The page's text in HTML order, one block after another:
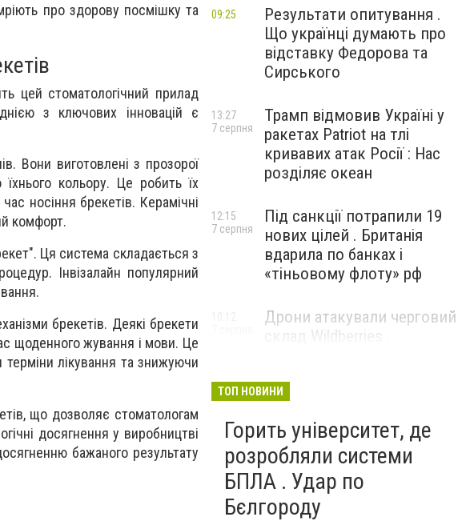
про здорову посмішку та
цей стоматологічний прилад
з ключових інновацій є
Вони виготовлені з прозорої
кольору. Це робить їх
носіння брекетів. Керамічні
комфорт.
Ця система складається з
Інвізалайн популярний
брекетів. Деякі брекети
щоденного жування і мови. Це
лікування та знижуючи
що дозволяє стоматологам
досягнення у виробництві
бажаного результату
Результати опитування .
Що українці думають про
відставку Федорова та
Сирського
09:25
Трамп відмовив Україні у
ракетах Patriot на тлі
кривавих атак Росії : Нас
розділяє океан
13:27
7 серпня
Під санкції потрапили 19
нових цілей . Британія
вдарила по банках і
«тіньовому флоту» рф
12:15
7 серпня
Дрони атакували черговий
склад Wildberries .
ТОП НОВИНИ
Горить університет, де
розробляли системи
БПЛА . Удар по
Бєлгороду